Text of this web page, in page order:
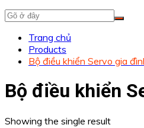
Trang chủ
Products
Bộ điều khiển Servo gia
Bộ điều khiển
Showing the single result